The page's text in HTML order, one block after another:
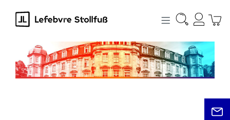
springen